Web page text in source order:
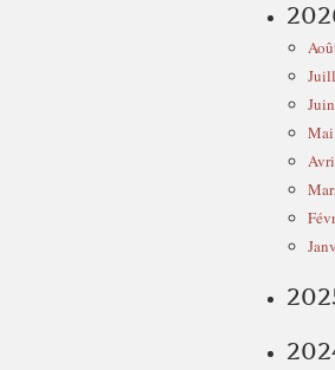
Juin
Mai